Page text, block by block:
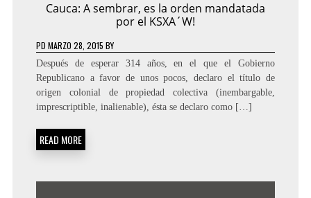
Cauca: A sembrar, es la orden mandatada
por el KSXA´W!
PD MARZO 28, 2015 BY
Después de esperar 314 años, en el que el Gobierno
Republicano a favor de unos pocos, declaro el título de
origen colonial de propiedad colectiva (inembargable,
imprescriptible, inalienable), ésta se declaro como […]
READ MORE